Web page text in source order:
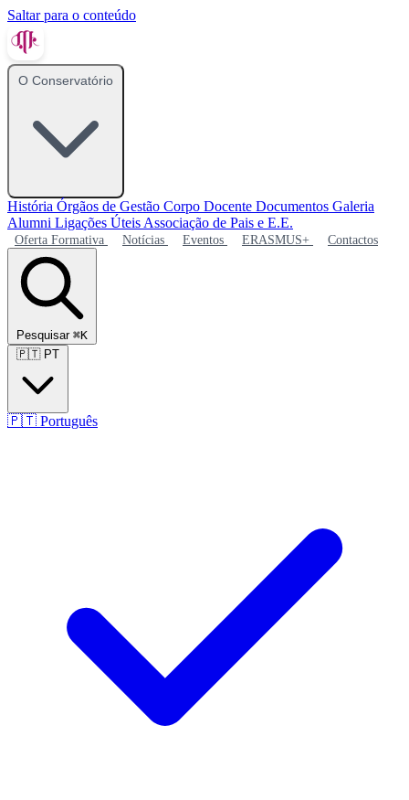
Saltar para o conteúdo
O Conservatório
História Órgãos de Gestão Corpo Docente Documentos Galeria
Alumni Ligações Úteis Associação de Pais e E.E.
Oferta Formativa Notícias Eventos ERASMUS+ Contactos
Pesquisar ⌘K
🇵🇹 PT
🇵🇹 Português